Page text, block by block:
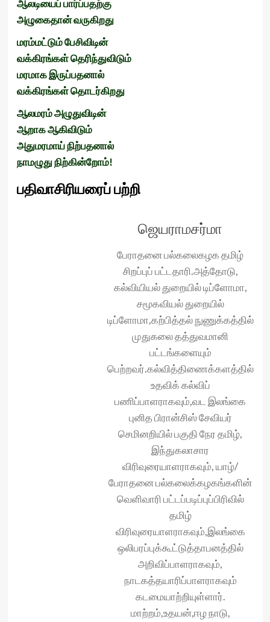
ஆலடியைப்பார்ப்பதற்கு
அழுகைதான்வருகிறது
மரம்மட்டும்பேசிவிடின்
வக்கிரங்கள்தெரிந்துவிடும்
மரமாகஇருப்பதனால்
வக்கிரங்கள்தொடர்கிறது
ஆலமரம்அழுதுவிடின்
ஆறாகஆகிவிடும்
அதுமரமாய்நிற்பதனால்
நாமழுதுநிற்கின்றோம்!
பதிவாசிரியரைப் பற்றி
ஜெயராமசர்மா
பேராதனை பல்கலைகழக தமிழ்
சிறப்புப் பட்டதாரி.அத்தோடு,
கல்வியியல் துறையில் டிப்ளோமா,
சமூகவியல் துறையில்
டிப்ளோமா,கற்பித்தல் நுணுக்கத்தில்
முதுகலை தத்துவமானி
பட்டங்களையும்
பெற்றவர்.கல்வித்திணைக்களத்தில்
உதவிக் கல்விப்
பணிப்பாளராகவும்,வட இலங்கை
புனித பிரான்சிஸ் சேவியர்
செமினறியில் பகுதி நேர‌ தமிழ்,
இந்துகலாசார
விரிவுரையாளராகவும், யாழ்/
பேராதனை பல்கலைக்கழகங்களின்
வெளிவாரி பட்டப்படிப்புப்பிரிவில்
தமிழ்
விரிவுரையாளராகவும்,இலங்கை
ஒலிபரப்புக்கூட்டுத்தாபனத்தில்
அறிவிப்பாளராகவும்,
நாடகத்தயாரிப்பாளராகவும்
கடமையாற்றியுள்ளார்.
மாற்றம்,உதயன்,ஈழ நாடு,